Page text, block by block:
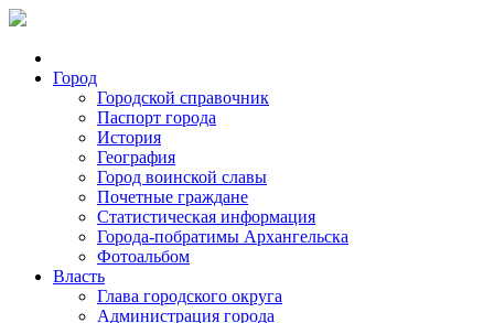
Город
Городской справочник
Паспорт города
История
География
Город воинской славы
Почетные граждане
Статистическая информация
Города-побратимы Архангельска
Фотоальбом
Власть
Глава городского округа
Администрация города